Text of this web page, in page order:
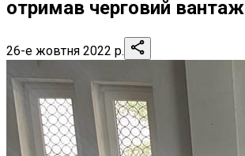
отримав черговий вантаж
26-е жовтня 2022 р.